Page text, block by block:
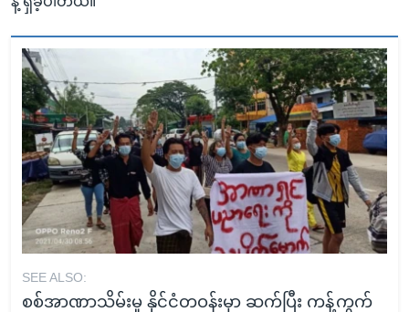
SEE ALSO:
စစ်အာဏာသိမ်းမှု နိုင်ငံတဝန်းမှာ ဆက်ပြီး ကန့်ကွက်